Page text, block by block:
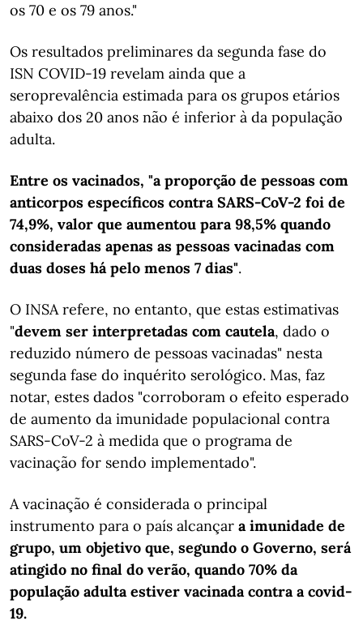
os 70 e os 79 anos."
Os resultados preliminares da segunda fase do
ISN COVID-19 revelam ainda que a
seroprevalência estimada para os grupos etários
abaixo dos 20 anos não é inferior à da população
adulta.
Entre os vacinados, "a proporção de pessoas com
anticorpos específicos contra SARS-CoV-2 foi de
74,9%, valor que aumentou para 98,5% quando
consideradas apenas as pessoas vacinadas com
duas doses há pelo menos 7 dias".
O INSA refere, no entanto, que estas estimativas
"devem ser interpretadas com cautela, dado o
reduzido número de pessoas vacinadas" nesta
segunda fase do inquérito serológico. Mas, faz
notar, estes dados "corroboram o efeito esperado
de aumento da imunidade populacional contra
SARS-CoV-2 à medida que o programa de
vacinação for sendo implementado".
A vacinação é considerada o principal
instrumento para o país alcançar a imunidade de
grupo, um objetivo que, segundo o Governo, será
atingido no final do verão, quando 70% da
população adulta estiver vacinada contra a covid-
19.